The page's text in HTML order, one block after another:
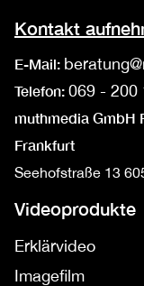
Kontakt
E-Mail:
Telefon: 069 - 200
muthmedia GmbH
Frankfurt
Seehofstraße 13
Videoprodukte
Erklärvideo
Imagefilm